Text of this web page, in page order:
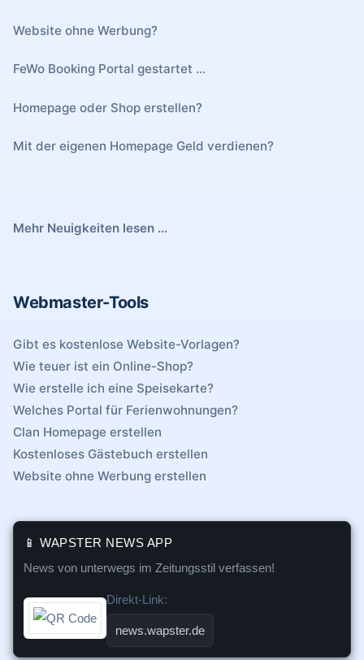
Website ohne Werbung?
FeWo Booking Portal gestartet ...
Homepage oder Shop erstellen?
Mit der eigenen Homepage Geld verdienen?
Mehr Neuigkeiten lesen ...
Webmaster-Tools
Gibt es kostenlose Website-Vorlagen?
Wie teuer ist ein Online-Shop?
Wie erstelle ich eine Speisekarte?
Welches Portal für Ferienwohnungen?
Clan Homepage erstellen
Kostenloses Gästebuch erstellen
Website ohne Werbung erstellen
📱 WAPSTER NEWS APP
News von unterwegs im Zeitungsstil verfassen!
Direkt-Link:
news.wapster.de